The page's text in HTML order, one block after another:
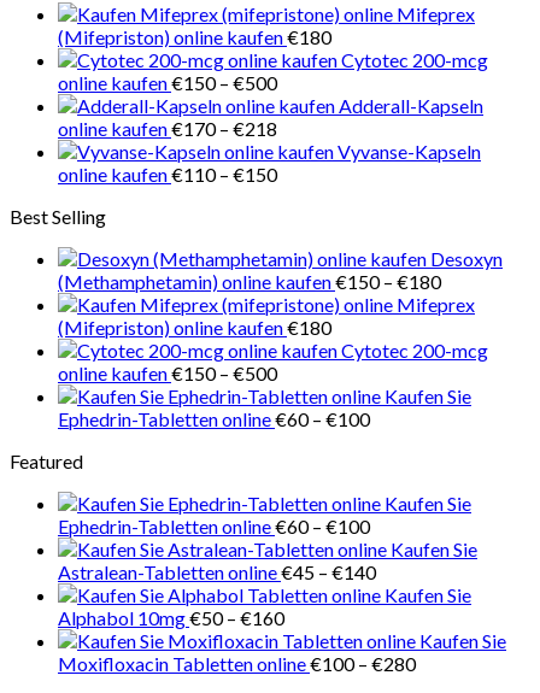
€200
Mifeprex
(Mifepriston) online kaufen€180
Cytotec 200-mcg
online kaufen€150 – €500Preisspanne:
€150
€500
Adderall-Kapseln
online kaufen€170 – €218
€170
bis
Vyvanse-Kapseln
online kaufen€110 – €150Preisspanne:
Best Selling
Desoxyn
(Methamphetamin) online kaufen€150 – €180
€150
€180
Mifeprex
(Mifepriston) online kaufen€180
Cytotec 200-mcg
online kaufen€150 – €500Preisspanne:
€150
bis
Kaufen Sie
Ephedrin-Tabletten online€60 – €100Preisspanne:
Featured
Kaufen Sie
Ephedrin-Tabletten online€60 – €100Preisspanne:
€60
bis
€100
Kaufen Sie
Astralean-Tabletten online€45 – €140Preisspanne:
€45
€140
Kaufen Sie
Alphabol 10mg€50 – €160Preisspanne:
€50
bis
Kaufen Sie
Moxifloxacin Tabletten online€100 – €280Preisspanne: